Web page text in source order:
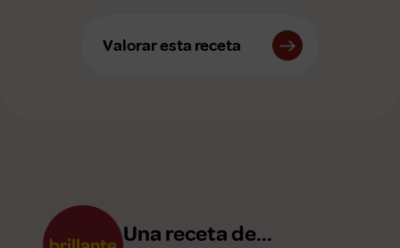
Valorar esta receta
Una receta de...